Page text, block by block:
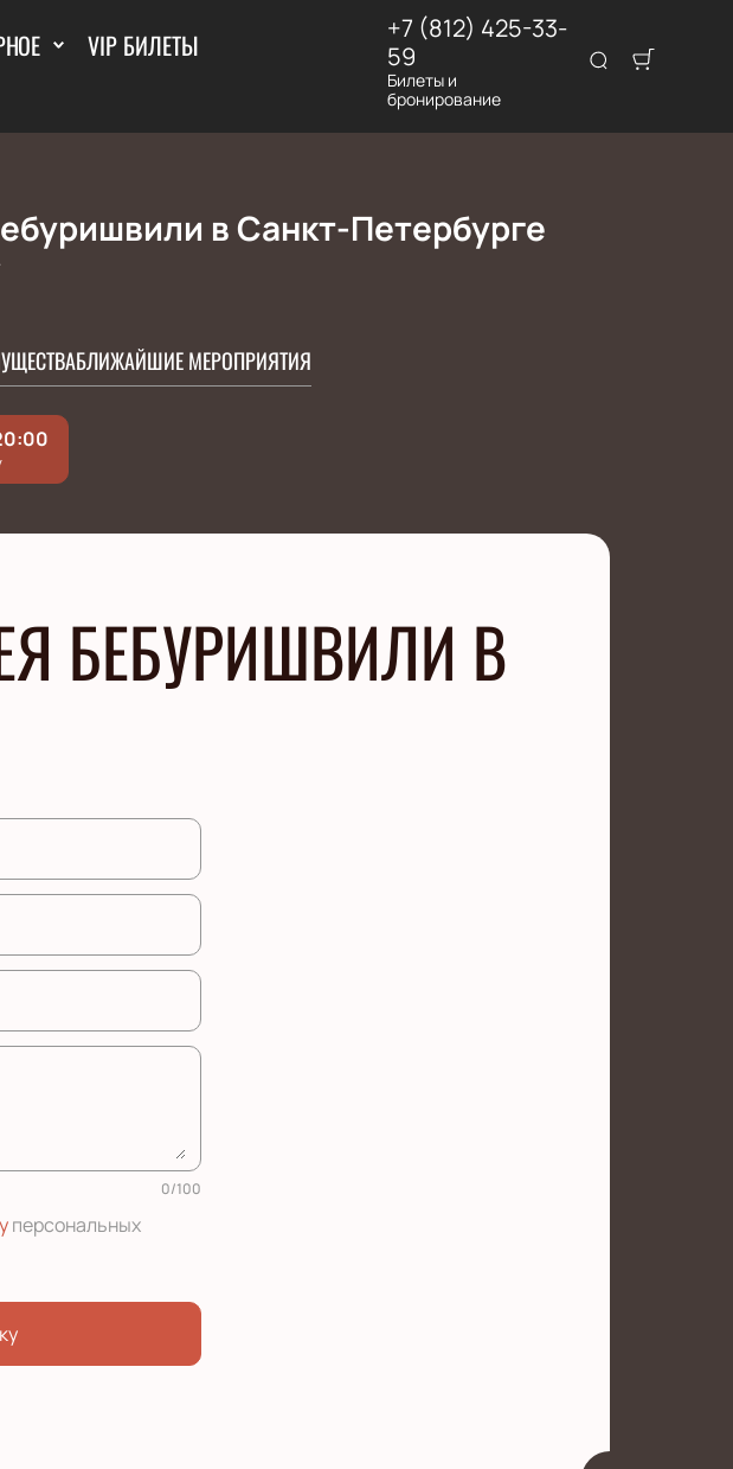
VIP БИЛЕТЫ
+7 (812) 425-33-
59
Билеты и
бронирование
в Санкт-Петербурге
БЛИЖАЙШИЕ МЕРОПРИЯТИЯ
БЕБУРИШВИЛИ В
0/100
персональных